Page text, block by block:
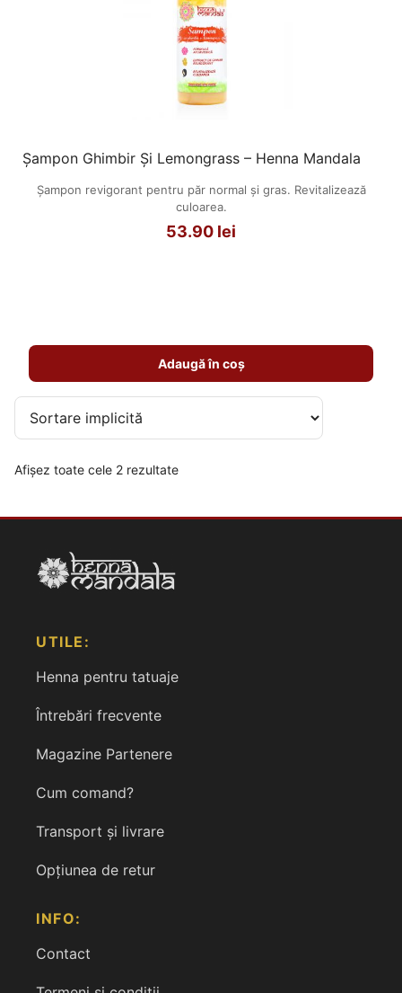
Șampon Ghimbir Și Lemongrass – Henna Mandala
Șampon revigorant pentru păr normal și gras. Revitalizează
culoarea.
53.90 lei
Adaugă în coș
Afișez toate cele 2 rezultate
UTILE:
Henna pentru tatuaje
Întrebări frecvente
Magazine Partenere
Cum comand?
Transport și livrare
Opțiunea de retur
INFO:
Contact